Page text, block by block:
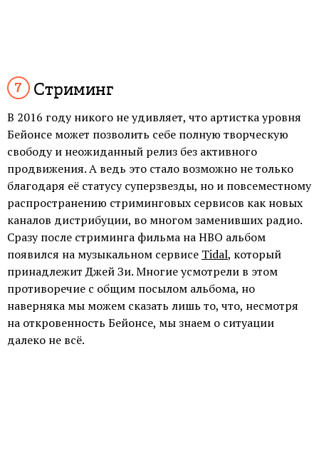
Стриминг
В 2016 году никого не удивляет, что артистка уровня
Бейонсе может позволить себе полную творческую
свободу и неожиданный релиз без активного
продвижения. А ведь это стало возможно не только
благодаря её статусу суперзвезды, но и повсеместному
распространению стриминговых сервисов как новых
каналов дистрибуции, во многом заменивших радио.
Сразу после стриминга фильма на HBO альбом
появился на музыкальном сервисе Tidal, который
принадлежит Джей Зи. Многие усмотрели в этом
противоречие с общим посылом альбома, но
наверняка мы можем сказать лишь то, что, несмотря
на откровенность Бейонсе, мы знаем о ситуации
далеко не всё.